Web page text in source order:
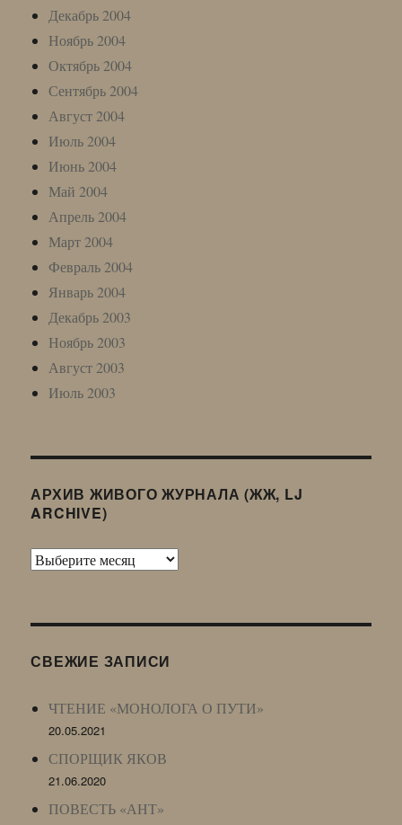
Декабрь 2004
Ноябрь 2004
Октябрь 2004
Сентябрь 2004
Август 2004
Июль 2004
Июнь 2004
Май 2004
Апрель 2004
Март 2004
Февраль 2004
Январь 2004
Декабрь 2003
Ноябрь 2003
Август 2003
Июль 2003
АРХИВ ЖИВОГО ЖУРНАЛА (ЖЖ, LJ
ARCHIVE)
Архив
LJ
СВЕЖИЕ ЗАПИСИ
ЧТЕНИЕ «МОНОЛОГА О ПУТИ»
20.05.2021
СПОРЩИК ЯКОВ
21.06.2020
ПОВЕСТЬ «АНТ»